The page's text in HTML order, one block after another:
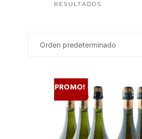
NOSOTROS
DOWNLOAD CATALOG
RESULTADOS
¡PROMO!